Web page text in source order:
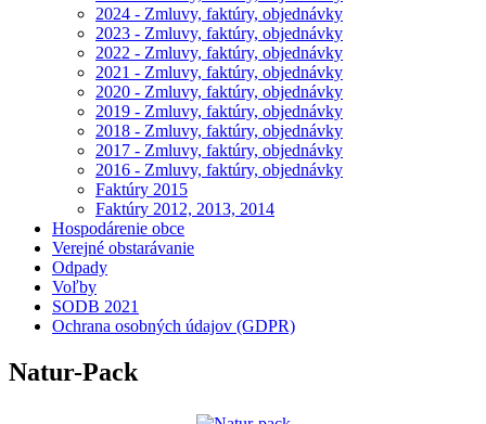
2024 - Zmluvy, faktúry, objednávky
2023 - Zmluvy, faktúry, objednávky
2022 - Zmluvy, faktúry, objednávky
2021 - Zmluvy, faktúry, objednávky
2020 - Zmluvy, faktúry, objednávky
2019 - Zmluvy, faktúry, objednávky
2018 - Zmluvy, faktúry, objednávky
2017 - Zmluvy, faktúry, objednávky
2016 - Zmluvy, faktúry, objednávky
Faktúry 2015
Faktúry 2012, 2013, 2014
Hospodárenie obce
Verejné obstarávanie
Odpady
Voľby
SODB 2021
Ochrana osobných údajov (GDPR)
Natur-Pack